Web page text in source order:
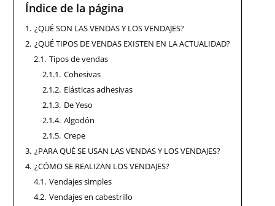
Índice de la página
1. ¿QUÉ SON LAS VENDAS Y LOS VENDAJES?
2. ¿QUÉ TIPOS DE VENDAS EXISTEN EN LA ACTUALIDAD?
2.1. Tipos de vendas
2.1.1. Cohesivas
2.1.2. Elásticas adhesivas
2.1.3. De Yeso
2.1.4. Algodón
2.1.5. Crepe
3. ¿PARA QUÉ SE USAN LAS VENDAS Y LOS VENDAJES?
4. ¿CÓMO SE REALIZAN LOS VENDAJES?
4.1. Vendajes simples
4.2. Vendajes en cabestrillo